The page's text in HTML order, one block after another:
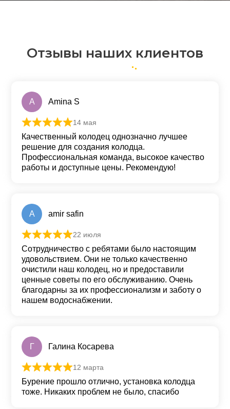
Отзывы наших клиентов
A Amina S
Оценка
14 мая
Качественный колодец однозначно лучшее
решение для создания колодца.
Профессиональная команда, высокое качество
работы и доступные цены. Рекомендую!
A amir safin
Оценка
22 июля
Сотрудничество с ребятами было настоящим
удовольствием. Они не только качественно
очистили наш колодец, но и предоставили
ценные советы по его обслуживанию. Очень
благодарны за их профессионализм и заботу о
нашем водоснабжении.
Г Галина Косарева
Оценка из 5
12 марта
Бурение прошло отлично, установка колодца
тоже. Никаких проблем не было, спасибо